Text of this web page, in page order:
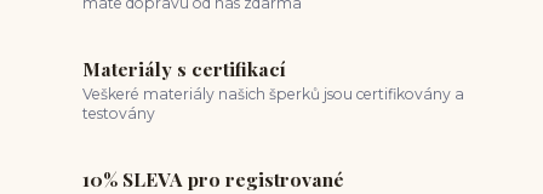
Materiály s certifikací
Veškeré materiály našich šperků jsou certifikovány a
testovány
10% SLEVA pro registrované